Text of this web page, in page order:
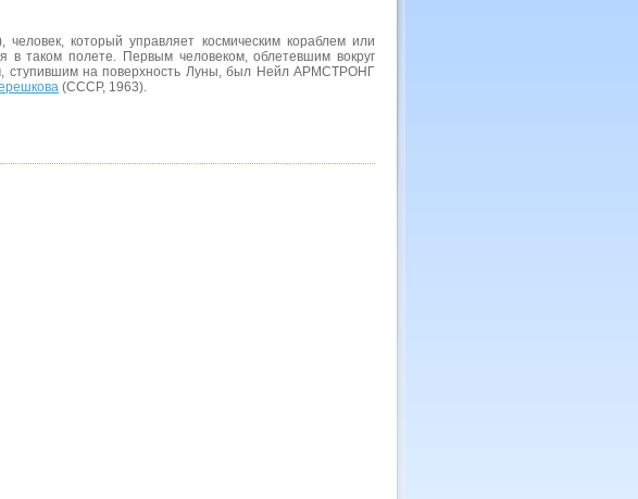
который управляет космическим кораблем или
в таком полете. Первым человеком, облетевшим вокруг
на поверхность Луны, был Нейл АРМСТРОНГ
(СССР, 1963).